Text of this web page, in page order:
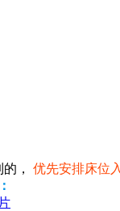
的， 优先安排床位